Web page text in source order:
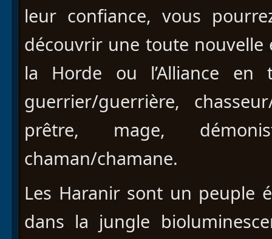
leur confiance, vous
découvrir une toute nouvelle
la Horde ou l’Alliance en
guerrier/guerrière,
prêtre, mage,
chaman/chamane.
Les Haranir sont un peuple
dans la jungle